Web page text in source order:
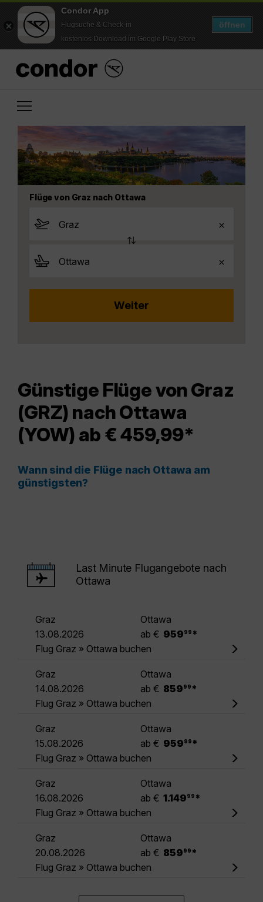
Condor App
Flugsuche & Check-in
kostenlos Download im Google Play Store
öffnen
Flüge von Graz nach Ottawa
Günstige Flüge von Graz
(GRZ) nach Ottawa
(YOW) ab € 459,99*
Wann sind die Flüge nach Ottawa am
günstigsten?
Last Minute Flugangebote nach
Ottawa
Graz
Ottawa
13.08.2026
ab € 959 99 *
Flug Graz » Ottawa buchen
Graz
Ottawa
14.08.2026
ab € 859 99 *
Flug Graz » Ottawa buchen
Graz
Ottawa
15.08.2026
ab € 959 99 *
Flug Graz » Ottawa buchen
Graz
Ottawa
16.08.2026
ab € 1.149 99 *
Flug Graz » Ottawa buchen
Graz
Ottawa
20.08.2026
ab € 859 99 *
Flug Graz » Ottawa buchen